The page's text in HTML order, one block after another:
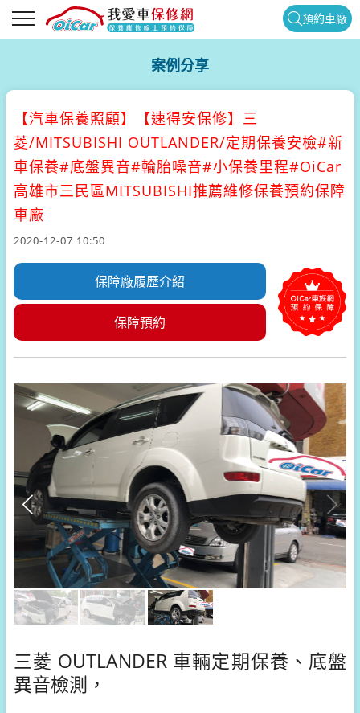
預約車廠
案例分享
【汽車保養照顧】
【速得安保修】三
菱/MITSUBISHI OUTLANDER/定期保養安檢#新
車保養#底盤異音#輪胎噪音#小保養里程#OiCar
高雄市三民區MITSUBISHI推薦維修保養預約保障
車廠
2020-12-07 10:50
保障廠履歷介紹
保障預約
三菱 OUTLANDER 車輛定期保養、底盤
異音檢測，